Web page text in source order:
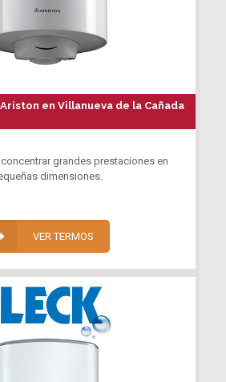
en Villanueva de la Cañada
grandes prestaciones en
dimensiones.
VER TERMOS